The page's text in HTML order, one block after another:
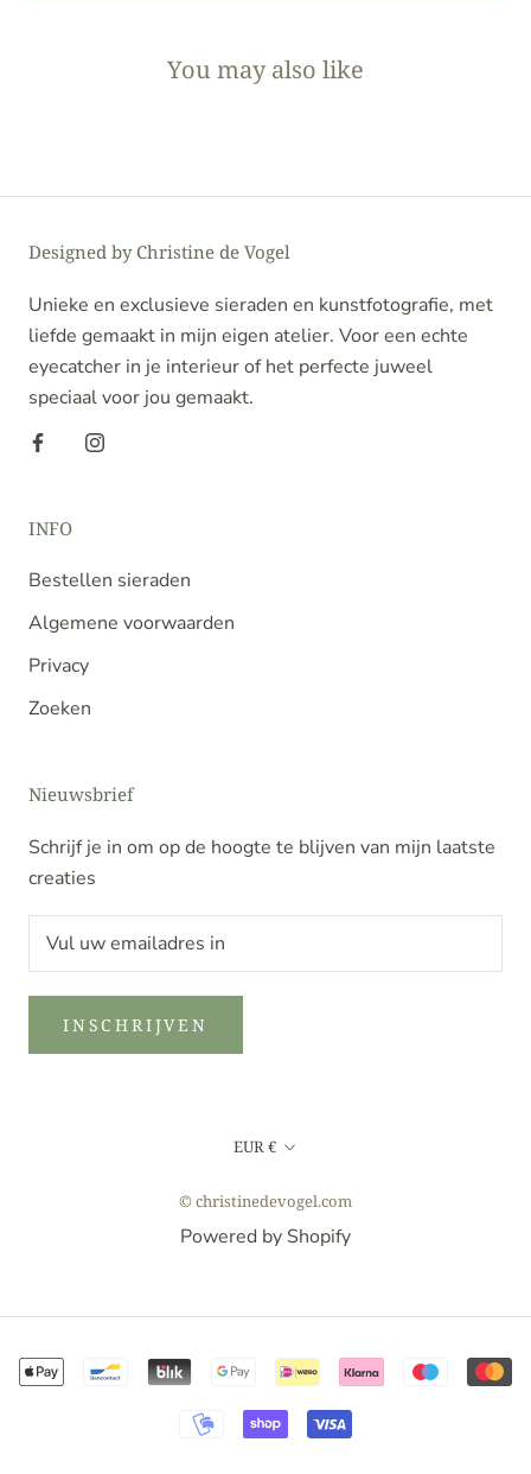
You may also like
Designed by Christine de Vogel
Unieke en exclusieve sieraden en kunstfotografie, met
liefde gemaakt in mijn eigen atelier. Voor een echte
eyecatcher in je interieur of het perfecte juweel
speciaal voor jou gemaakt.
INFO
Bestellen sieraden
Algemene voorwaarden
Privacy
Zoeken
Nieuwsbrief
Schrijf je in om op de hoogte te blijven van mijn laatste
creaties
INSCHRIJVEN
Valuta
EUR €
© christinedevogel.com
Powered by Shopify